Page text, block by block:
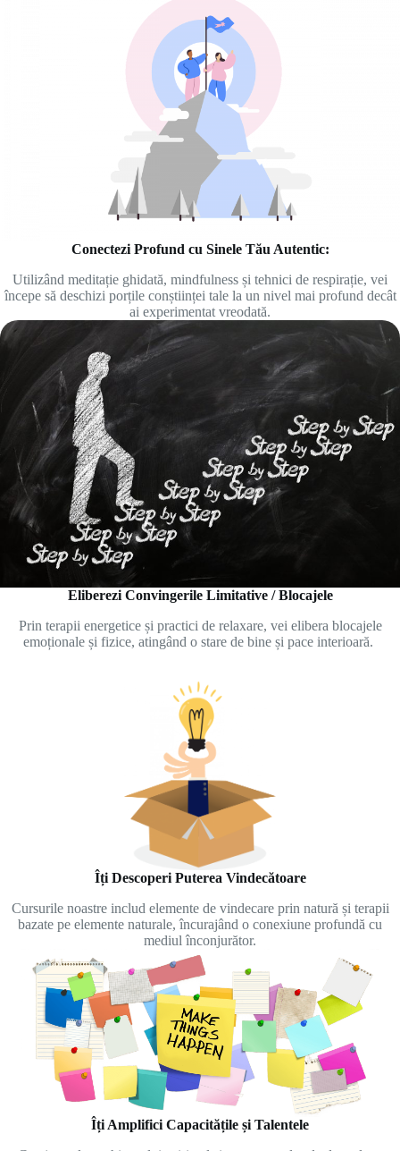
Conectezi Profund cu Sinele Tău Autentic:
Utilizând meditație ghidată, mindfulness și tehnici de respirație, vei
începe să deschizi porțile conștiinței tale la un nivel mai profund decât
ai experimentat vreodată.
Eliberezi Convingerile Limitative / Blocajele
Prin terapii energetice și practici de relaxare, vei elibera blocajele
emoționale și fizice, atingând o stare de bine și pace interioară.
Îți Descoperi Puterea Vindecătoare
Cursurile noastre includ elemente de vindecare prin natură și terapii
bazate pe elemente naturale, încurajând o conexiune profundă cu
mediul înconjurător.
Îți Amplifici Capacitățile și Talentele